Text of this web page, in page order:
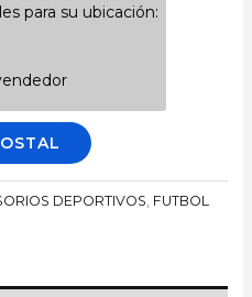
para su ubicación:
DEPORTIVOS, FUTBOL